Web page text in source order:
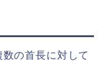
の首長に対して